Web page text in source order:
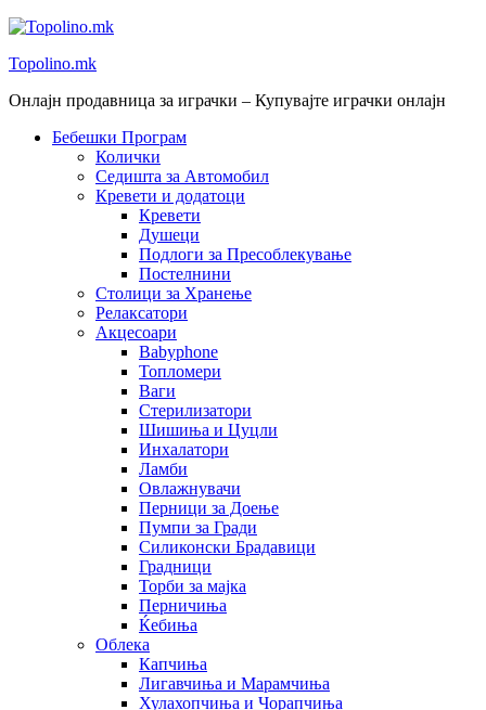
Topolino.mk
Онлајн продавница за играчки – Купувајте играчки онлајн
Бебешки Програм
Колички
Седишта за Автомобил
Кревети и додатоци
Кревети
Душеци
Подлоги за Пресоблекување
Постелнини
Столици за Хранење
Релаксатори
Акцесоари
Babyphone
Топломери
Ваги
Стерилизатори
Шишиња и Цуцли
Инхалатори
Ламби
Овлажнувачи
Перници за Доење
Пумпи за Гради
Силиконски Брадавици
Градници
Торби за мајка
Перничиња
Ќебиња
Облека
Капчиња
Лигавчиња и Марамчиња
Хулахопчиња и Чорапчиња